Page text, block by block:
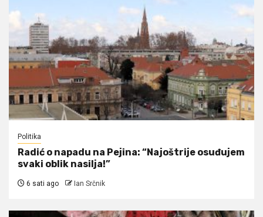
Politika
Radić o napadu na Pejina: “Najoštrije osuđujem
svaki oblik nasilja!”
6 sati ago Ian Srčnik